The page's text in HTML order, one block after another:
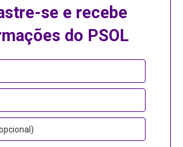
se e recebe
do PSOL